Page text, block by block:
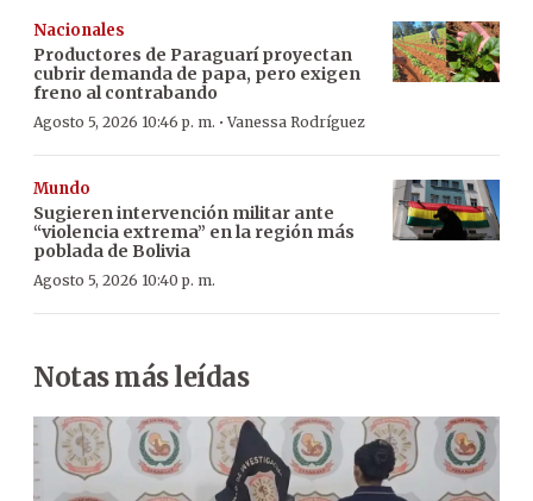
Nacionales
Productores de Paraguarí proyectan
cubrir demanda de papa, pero exigen
freno al contrabando
Agosto 5, 2026 10:46 p. m. ·Vanessa Rodríguez
Mundo
Sugieren intervención militar ante
“violencia extrema” en la región más
poblada de Bolivia
Agosto 5, 2026 10:40 p. m.
Notas más leídas